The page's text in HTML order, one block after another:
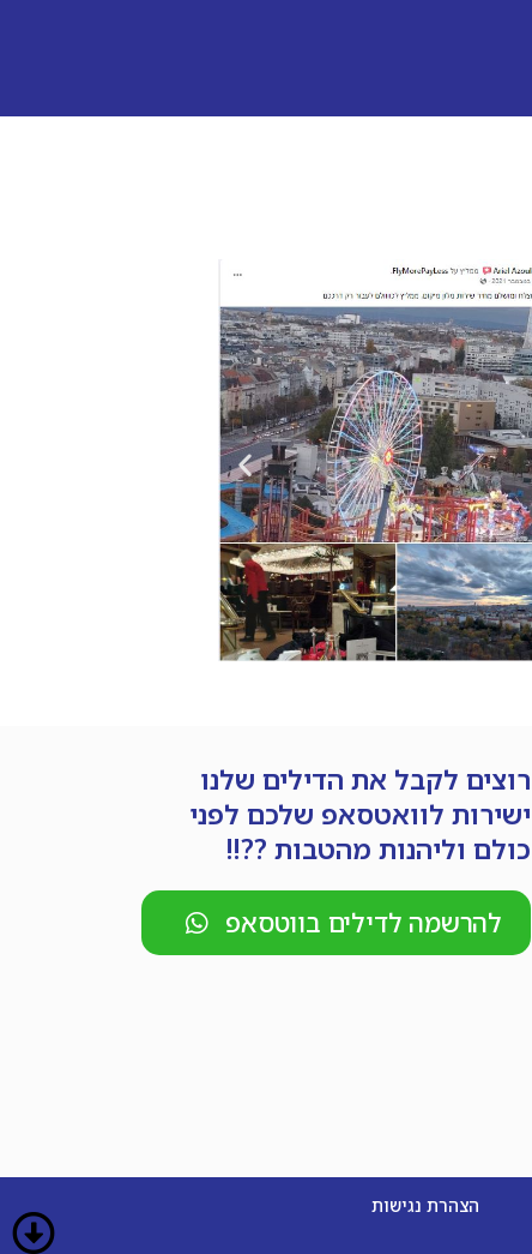
רוצים לקבל את הדילים שלנו
ישירות לוואטסאפ שלכם לפני
כולם וליהנות מהטבות ??!!
להרשמה לדילים בווטסאפ
הצהרת נגישות